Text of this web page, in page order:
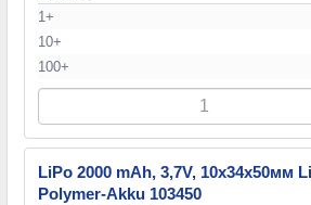
1+
10+
100+
LiPo 2000 mAh, 3,7V, 10x34x50мм
Polymer-Akku 103450